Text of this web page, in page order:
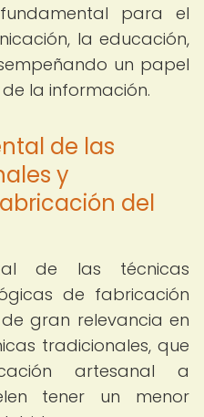
para el
la educación,
un papel
la información.
de las
y
del
de las técnicas
de fabricación
gran relevancia en
tradicionales, que
artesanal a
tener un menor